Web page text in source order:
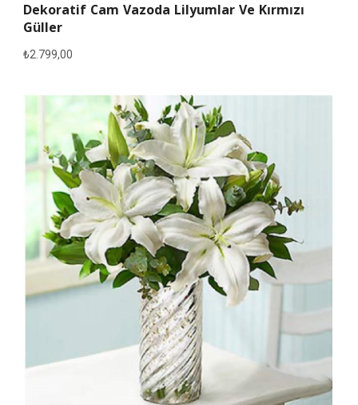
Dekoratif Cam Vazoda Lilyumlar Ve Kırmızı
Güller
₺2.799,00